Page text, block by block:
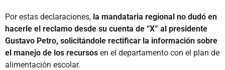
Por estas declaraciones, la mandataria regional no dudó en
hacerle el reclamo desde su cuenta de “X” al presidente
Gustavo Petro, solicitándole rectificar la información sobre
el manejo de los recursos en el departamento con el plan de
alimentación escolar.